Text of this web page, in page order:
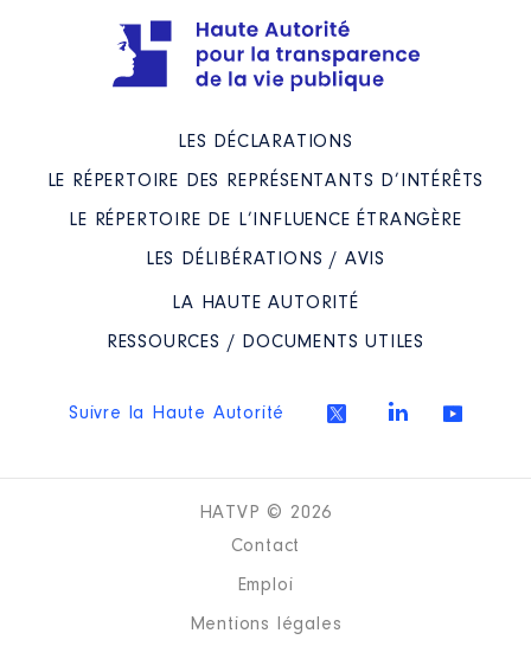
LES DÉCLARATIONS
LE RÉPERTOIRE DES REPRÉSENTANTS D’INTÉRÊTS
LE RÉPERTOIRE DE L’INFLUENCE ÉTRANGÈRE
LES DÉLIBÉRATIONS / AVIS
LA HAUTE AUTORITÉ
RESSOURCES / DOCUMENTS UTILES
Suivre la Haute Autorité
HATVP © 2026
Contact
Emploi
Mentions légales